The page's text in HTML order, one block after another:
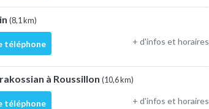
(8,1 km)
téléphone + d'infos et horaires
à Roussillon (10,6 km)
téléphone + d'infos et horaires